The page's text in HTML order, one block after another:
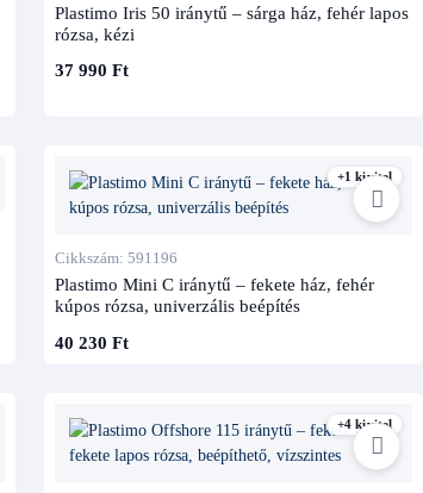
Plastimo Iris 50 iránytű – sárga ház, fehér lapos
rózsa, kézi
37 990 Ft
+1 kivitel
Cikkszám: 591196
Plastimo Mini C iránytű – fekete ház, fehér
kúpos rózsa, univerzális beépítés
40 230 Ft
+4 kivitel